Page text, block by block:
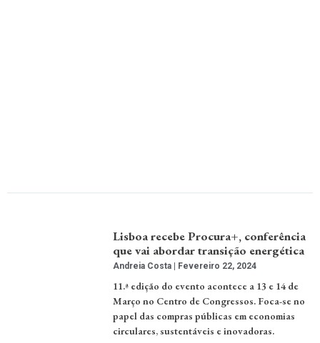
Lisboa recebe Procura+, conferência
que vai abordar transição energética
Andreia Costa Fevereiro 22, 2024
11.ª edição do evento acontece a 13 e 14 de
Março no Centro de Congressos. Foca-se no
papel das compras públicas em economias
circulares, sustentáveis e inovadoras.